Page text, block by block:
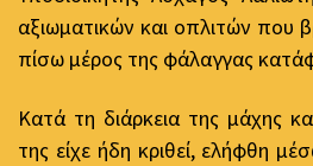
αξιωματικών και οπλιτών που
πίσω μέρος της φάλαγγας
Κατά τη διάρκεια της μάχης
της είχε ήδη κριθεί, ελήφθη